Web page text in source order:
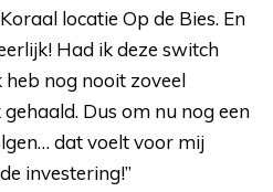
locatie Op de Bies. En
Had ik deze switch
nog nooit zoveel
Dus om nu nog een
dat voelt voor mij
investering!”